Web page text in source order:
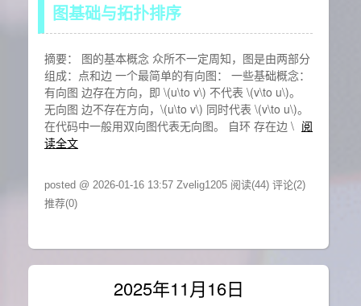
图基础与拓扑排序
摘要： 图的基本概念 众所不一定周知，图是由两部分
组成：点和边 一个最简单的有向图： 一些基础概念：
有向图 边存在方向，即 \(u\to v\) 不代表 \(v\to u\)。
无向图 边不存在方向，\(u\to v\) 同时代表 \(v\to u\)。
在代码中一般用双向图代表无向图。 自环 存在边 \ 阅
读全文
posted @ 2026-01-16 13:57 Zvelig1205 阅读(44) 评论(2)
推荐(0)
2025年11月16日